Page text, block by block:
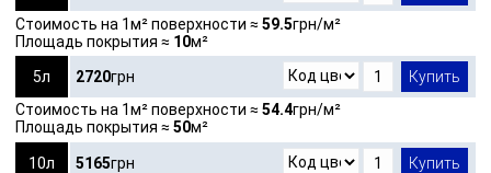
Стоимость на 1м² поверхности ≈ 59.5грн/м²
Площадь покрытия ≈ 10м²
5л 2720грн
Купить
Стоимость на 1м² поверхности ≈ 54.4грн/м²
Площадь покрытия ≈ 50м²
10л 5165грн
Купить